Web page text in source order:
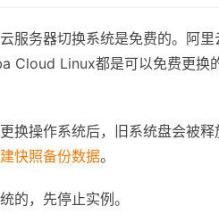
服务器切换系统是免费的。阿里
Cloud Linux都是可以免费更换
换操作系统后，旧系统盘会被
快照备份数据。
的，先停止实例。